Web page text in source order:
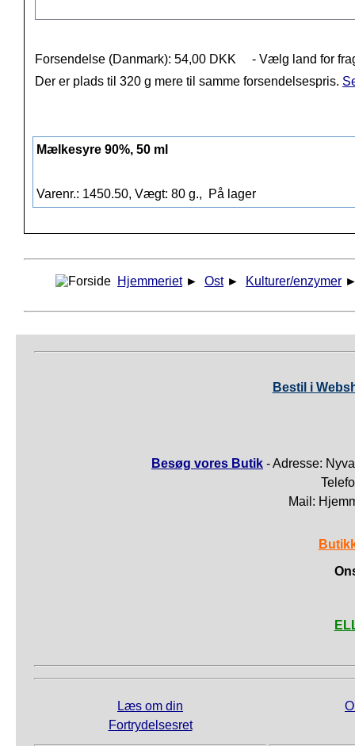
Forsendelse (Danmark): 54,00 DKK
- Vælg land for
Der er plads til 320 g mere til samme forsendelsespris.
Mælkesyre 90%, 50 ml
Varenr.: 1450.50, Vægt: 80 g., På lager
Hjemmeriet ► Ost ► Kulturer/enzymer
Bestil i
Besøg vores Butik - Adresse:
Mail:
Læs om din
Fortrydelsesret